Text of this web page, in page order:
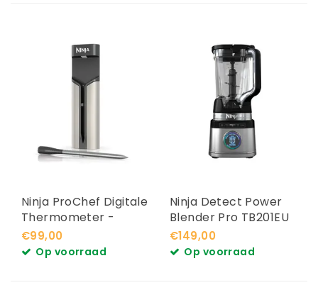
Ninja ProChef Digitale
Thermometer -
WP100EU
€99,00
Op voorraad
Ninja Detect Power
Blender Pro TB201EU
€149,00
Op voorraad